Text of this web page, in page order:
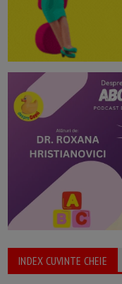
INDEX CUVINTE CHEIE